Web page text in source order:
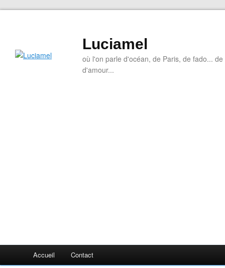
Luciamel
où l'on parle d'océan, de Paris, de fado...
d'amour...
Accueil Contact